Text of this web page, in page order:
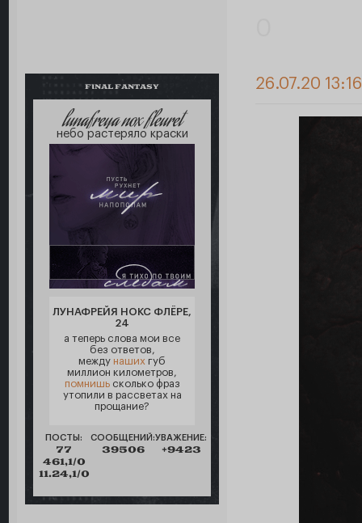
FINAL FANTASY
lunafreya nox fleuret
небо растеряло краски
ЛУНАФРЕЙЯ НОКС ФЛЁРЕ,
24
а теперь слова мои все
без ответов,
между наших губ
миллион километров,
помнишьсколько фраз
утопили в рассветах на
прощание?
ПОСТЫ:
77
461,1/0
11.24,1/0
СООБЩЕНИЙ:
39506
УВАЖЕНИЕ:
+9423
26.07.20